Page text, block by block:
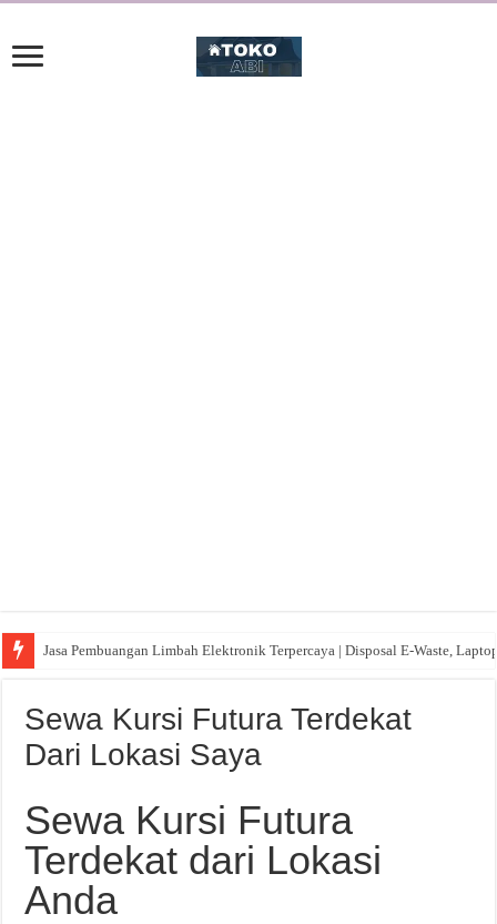
Jasa Pembuangan Limbah Elektronik Terpercaya | Disposal E-Waste,
Sewa Kursi Futura Terdekat
Dari Lokasi Saya
Sewa Kursi Futura
Terdekat dari Lokasi
Anda